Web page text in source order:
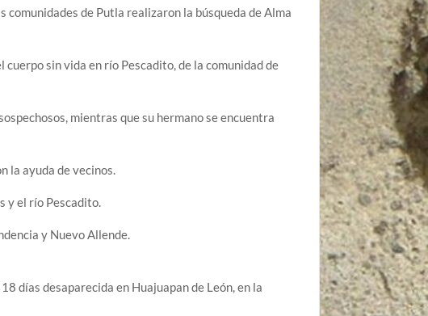
de Putla realizaron la búsqueda de Alma
cuerpo sin vida en río Pescadito, de la comunidad de
mientras que su hermano se encuentra
la ayuda de vecinos.
y el río Pescadito.
y Nuevo Allende.
días desaparecida en Huajuapan de León, en la